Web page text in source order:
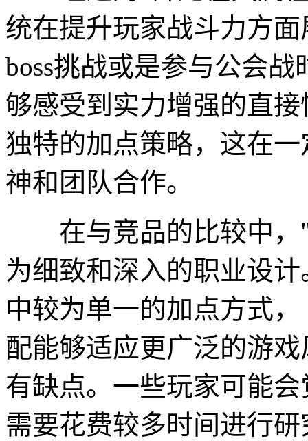
统在提升玩家战斗力方
boss挑战或是参与公会
够感受到实力增强的直
独特的加点策略，这在
神和团队合作。
在与竞品的比较中，"
为细致和深入的职业设
中较为单一的加点方式
配能够适应更广泛的游
有缺点。一些玩家可能
需要花费较多时间进行